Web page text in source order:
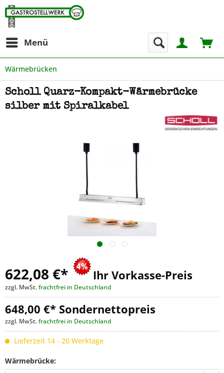
Menü
Wärmebrücken
Scholl Quarz-Kompakt-Wärmebrücke
silber mit Spiralkabel
622,08 €* Ihr Vorkasse-Preis
zzgl. MwSt.frachtfrei in Deutschland
648,00 €* Sondernettopreis
zzgl. MwSt.frachtfrei in Deutschland
Lieferzeit 14 - 20 Werktage
Wärmebrücke: